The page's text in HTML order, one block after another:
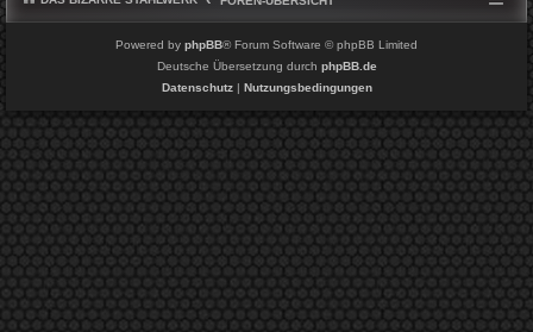
Powered by phpBB® Forum Software © phpBB Limited
Deutsche Übersetzung durch phpBB.de
Datenschutz| Nutzungsbedingungen